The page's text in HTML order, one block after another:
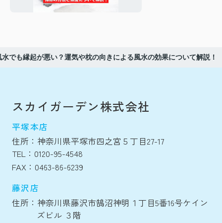
でも縁起が悪い？運気や枕の向きによる風水の効果について解説！
スカイガーデン株式会社
平塚本店
住所：神奈川県平塚市四之宮５丁目27-17
TEL：0120-95-4548
FAX：0463-86-6239
藤沢店
住所：神奈川県藤沢市鵠沼神明１丁目5番16号ケイン
ズビル ３階